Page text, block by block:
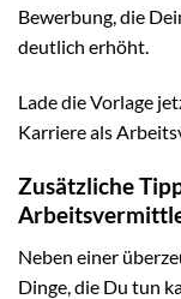
Bewerbung, die
deutlich erhöht.
Lade die Vorlage
Karriere als
Zusätzliche
Neben einer
Dinge, die Du tun